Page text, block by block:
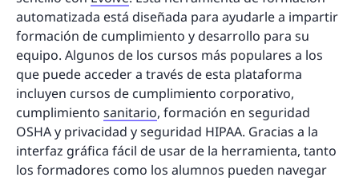
automatizada está diseñada para ayudarle a impartir
formación de cumplimiento y desarrollo para su
equipo. Algunos de los cursos más populares a los
que puede acceder a través de esta plataforma
incluyen cursos de cumplimiento corporativo,
cumplimiento sanitario, formación en seguridad
OSHA y privacidad y seguridad HIPAA. Gracias a la
interfaz gráfica fácil de usar de la herramienta, tanto
los formadores como los alumnos pueden navegar